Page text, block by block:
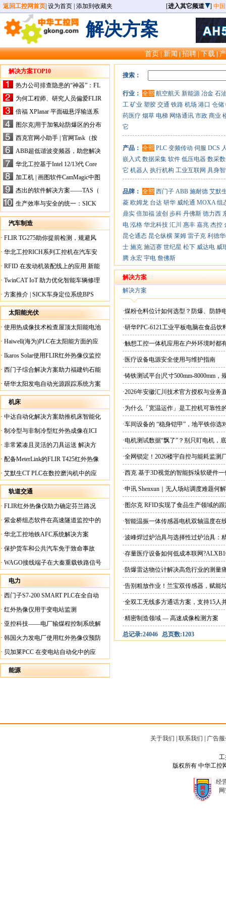
返回工控网首页 设为首页 添加到收藏夹 [进入其它频道 ] 中
解决方案
首页|新闻|招聘|下载|
解决方案TOP10
热力公司排查隐患的“神器”：FL
IR手持式热像仪，高效精准！
为何工程师、研究人员偏爱FLIR
X-HS系列热像仪？精准高效是
关键
倍福 XPlanar 平面磁悬浮输送系
统的创新应用
图尔克|用于加氢站防爆区的分布
式I/O解决方案
西克官网小助手 | 官网Task（按
任务选型）更新预告
ABB超低谐波变频器，助您解决
电气设备运行难题！
华北工控基于Intel 12/13代 Core
的ATX-6159嵌入式主板，推进
机器人市场
加工机 | 画图软件CamMagic中图
层整合的问题
杰出的软件解决方案——TAS（
Turck Automation Suite）
生产效率与安全的统一：SICK
关于机器人技术传感器解决方案
的采访
汽车制造
· FLIR TG275助你提前检测，规避风
险！
· 华北工控RICH系列工控机在汽车安
全检测行业中的应用
· RFID 在发动机装配线上的应用 新能
源汽车爆炸频发？
· TwinCAT IoT 助力优化智能车辆修理
· 方案推介 | SICK车身定位系统BPS
太阳能光伏
· 使用热成像技术检查屋顶太阳能电池
板
· Haiwell(海为)PLC在太阳能方面的应
用
· Ikaros Solar使用FLIR红外热像仪监控
已装太阳能电池板
· 西门子综合解决方案助力福建钧石能
源飞速发展
· 研华太阳发电自动光源跟踪系统方案
机床
· 中达自动化解决方案助推机床智能化
升级
· 制冷型与非制冷型红外热成像在ICI
工厂内完美配合
· 非常紧凑且灵活的刀具运送 解决方
案
· 配备MeterLink的FLIR T425红外热像
仪帮助Medite Europe Ltd加快红外检测
工作速度
· 艾默生CT PLC在数控磨沟机中的应
用
轨道交通
· FLIR红外热像仪助力确定芬兰路况
· 紫金桥组态软件在高速隧道监控中的
应用
· 华北工控地铁AFC系统解决方案
· 保护货车和公共汽车免于致命事故
· WAGO接线端子在大秦重载铁路信号
楼设备中的应用
电力
· 西门子S7-200 SMART PLC在全自动
蓄电池短路内阻检测机上的应用
· 红外热像仪用于变电站监测
· 亚控科技——电厂输煤程控制系统解
决方案
· 韩国火力发电厂使用红外热像仪预防
火灾
· 贝加莱PCC 在变电站自动化中的应
用
能源
搜索：
行业： 全部 航空航天 新能源 冶金 石
工 矿业 塑胶 交通 铁路 机场 港口 仓储
药医疗 烟草 电梯 网络通讯 市政 商业
它
产品： 全部 PLC 变频传动 伺服 DCS
嵌入式 数据采集 软件 低压电器 数采
它 机器人 执行机构 工业互联网 具身
品牌： 全部 西门子 ABB 施耐德 艾默
菱 欧姆龙 台达 研华 威纶通 MOXA 组
鼎实 倍加福 波创 步科 丹佛斯 德力西
电 泓格 华北科技 汇川 惠丰 嘉兆 杰控
昆仑通态 昆仑纵横 莱姆 雷子克 利德
士 施克 施迈赛 世纪星 松下 威达电 威
腾 永宏 宇电 詹佛斯
解决方案
解决方案
·煤粉仓料位计如何选型？防爆、防静
·研华PPC-6121工业平板电脑在食品
·触想工控一体机应用在户外环境时都
·医疗设备电源安全使用与维护指南
·铸铁测试平台|尺寸500mm-8000mm，
·2026年安徽汇川技术官方授权与业务
现货直供平台
·为什么「宽温运作」是工控机可靠性
·车间设备的 “稳身铠甲”，地平铁你选
·电机测试数据“飘了”？别只盯电机，
·全网锁定！2026楼宇自控与能耗监
·西克 基于3D视觉的智能拆垛软硬件
·申讯 Shenxun｜无人场站调度难题何
·图尔克 RFID实现了食品生产领域的
·智能温振一体传感器电机双轴温度在
·波峰焊过炉治具与选择性过炉治具：
·存量医疗设备如何低成本联网
·防爆雷达物位计解决高危行业的测量
·告别粗放作业！兰宝双传感器，赋能
·全双工无线多方通话方案，支持15人
·精密制造领域 — 高速成像检测方案
总记录:24046 总页数:1203
关于我们 联系我们 广告
工
版权所有 中华工控
经